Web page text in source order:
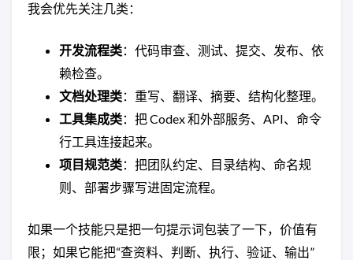
我会优先关注几类：
开发流程类：代码审查、测试、提交、发布、依
赖检查。
文档处理类：重写、翻译、摘要、结构化整理。
工具集成类：把 Codex 和外部服务、API、命令
行工具连接起来。
项目规范类：把团队约定、目录结构、命名规
则、部署步骤写进固定流程。
如果一个技能只是把一句提示词包装了一下，价值有
限；如果它能把“查资料、判断、执行、验证、输出”